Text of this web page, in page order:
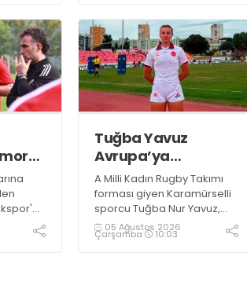
ter
edildi
Tuğba Yavuz
Avrupa’ya
hazırlanıyor
A Milli Kadın Rugby Takımı
forması giyen Karamürselli
sporcu Tuğba Nur Yavuz,
Hamburg ve Split'teki
Championship Serisi’nde
05 Ağustos 2026
Çarşamba 10:03